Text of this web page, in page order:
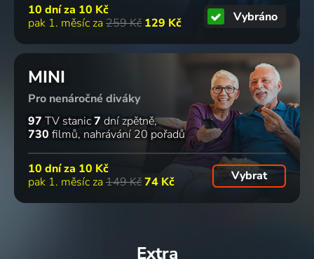
10 dní za 10 Kč
pak 1. měsíc za 259 Kč 129 Kč Vybráno
MINI
Pro nenáročné diváky
97 TV stanic7 dní zpětně
730 filmů nahrávání 20 pořadů
10 dní za 10 Kč
pak 1. měsíc za 149 Kč74 Kč Vybrat
Extra